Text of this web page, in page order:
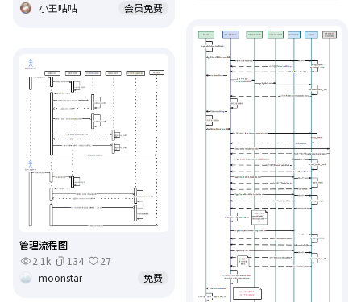
小王咕咕
会员免费
管理流程图
2.1k
134
27
moonstar
免费